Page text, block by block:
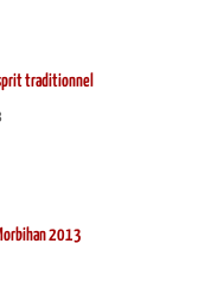
traditionnel
2013